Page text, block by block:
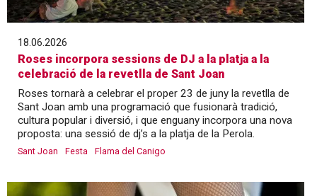
18.06.2026
Roses incorpora sessions de DJ a la platja a la
celebració de la revetlla de Sant Joan
Roses tornarà a celebrar el proper 23 de juny la revetlla de
Sant Joan amb una programació que fusionarà tradició,
cultura popular i diversió, i que enguany incorpora una nova
proposta: una sessió de dj’s a la platja de la Perola.
Sant Joan Festa Flama del Canigo